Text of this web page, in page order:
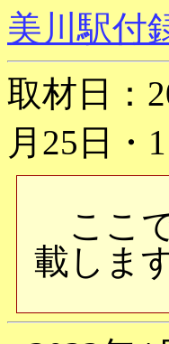
美川駅付
取材日：
月25日・
ここ
載します